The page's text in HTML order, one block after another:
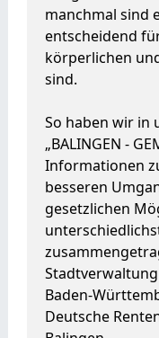
manchmal sind
entscheidend
körperlichen
sind.
So haben wir in
„BALINGEN -
Informationen
besseren
gesetzlichen
Baden-
Deutsche